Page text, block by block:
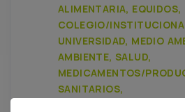
ALIMENTARIA, EQUIDOS,
COLEGIO/
UNIVERSIDAD, MEDIO
AMBIENTE, SALUD,
MEDICAMENTOS/
SANITARIOS,